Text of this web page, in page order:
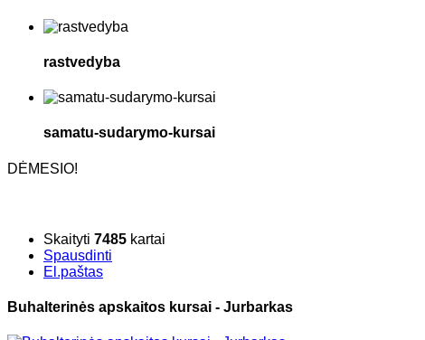
rastvedyba
samatu-sudarymo-kursai
DĖMESIO!
Skaityti 7485 kartai
Spausdinti
El.paštas
Buhalterinės apskaitos kursai - Jurbarkas